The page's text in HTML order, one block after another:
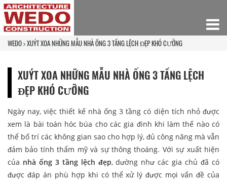
WEDO XUÝT XOA NHỮNG MẪU NHÀ ỐNG 3 TẦNG LỆCH ĐẸP KHÓ CƯỠNG
XUÝT XOA NHỮNG MẪU NHÀ ỐNG 3 TẦNG LỆCH
ĐẸP KHÓ CƯỠNG
Ngày nay, việc thiết kế nhà ống 3 tầng có diện tích nhỏ được
xem là bài toán hóc búa cho các gia đình khi làm thế nào có
thể bố trí các không gian sao cho hợp lý, đủ công năng mà vẫn
đảm bảo tính thẩm mỹ và sự thông thoáng. Với sự xuất hiện
của nhà ống 3 tầng lệch đẹp, dường như các gia chủ đã có
được đáp án phù hợp khi có thể xử lý được mọi vấn đề của